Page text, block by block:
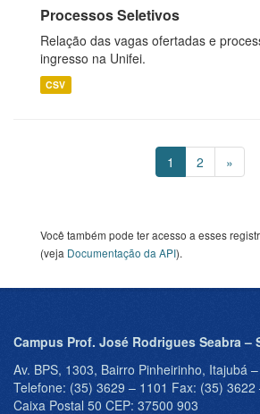
Processos Seletivos
Relação das vagas ofertadas e
ingresso na Unifei.
CSV
1 2 »
Você também pode ter acesso a esses
(veja Documentação da API).
Campus Prof. José Rodrigues Seabra –
Av. BPS, 1303, Bairro Pinheirinho, Itajubá
Telefone: (35) 3629 – 1101 Fax: (35) 3622
Caixa Postal 50 CEP: 37500 903